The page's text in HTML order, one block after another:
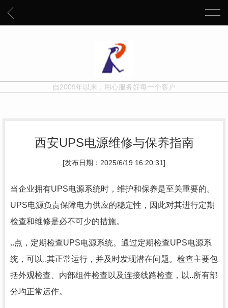
自2009年以来，用心服务好每一个客户
西安UPS电源维修与保养指南
[发布日期：2025/6/19 16:20:31]
当企业拥有UPS电源系统时，维护和保养是至关重要的。
UPS电源负责保障电力供应的稳定性，因此对其进行定期
检查和维修是必不可少的措施。
..点，定期检查UPS电源系统。通过定期检查UPS电源系
统，可以..其正常运行，并及时发现潜在问题。检查主要包
括外观检查、内部组件检查以及连接线路检查，以..所有部
分均正常运作。